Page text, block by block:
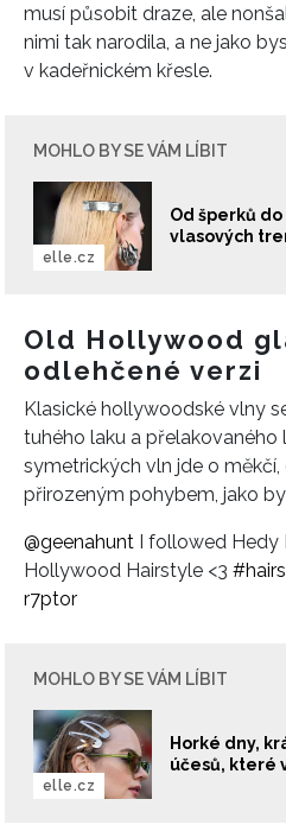
musí působit draze, ale
nimi tak narodila, a ne jako
v kadeřnickém křesle.
MOHLO BY SE VÁM LÍBIT
Od šperků
vlasových
elle.cz
Old Hollywood
odlehčené verzi
Klasické hollywoodské vlny
tuhého laku a přelakovaného
symetrických vln jde o měkčí,
přirozeným pohybem, jako
@geenahunt I followed Hedy
Hollywood Hairstyle <3
‍r7ptor
MOHLO BY SE VÁM LÍBIT
Horké dny,
účesů, které
elle.cz